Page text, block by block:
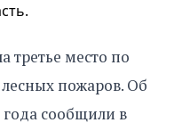
третье место по
пожаров. Об
года сообщили в